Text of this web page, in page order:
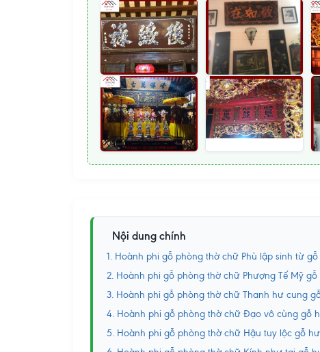
Nội dung chính
1. Hoành phi gỗ phòng thờ chữ Phù lập sinh từ
2. Hoành phi gỗ phòng thờ chữ Phượng Tế Mỹ
3. Hoành phi gỗ phòng thờ chữ Thanh hư cung
4. Hoành phi gỗ phòng thờ chữ Đạo vô cùng gỗ
5. Hoành phi gỗ phòng thờ chữ Hậu tuy lộc gỗ